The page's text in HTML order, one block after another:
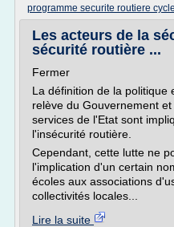
programme securite routiere
Les acteurs de la
sécurité routière ...
Fermer
La définition de la politique
relève du Gouvernement
services de l'Etat sont
l'insécurité routière.
Cependant, cette lutte ne
l'implication d'un certain
écoles aux associations
collectivités locales...
Lire la suite